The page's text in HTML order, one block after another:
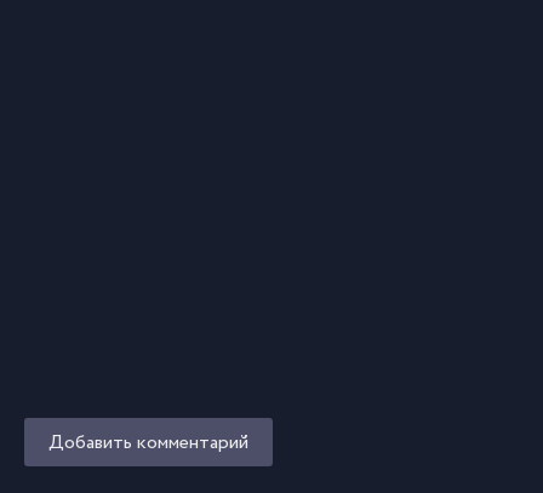
Добавить комментарий